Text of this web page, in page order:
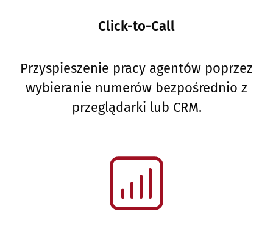
Click-to-Call
Przyspieszenie pracy agentów poprzez
wybieranie numerów bezpośrednio z
przeglądarki lub CRM.